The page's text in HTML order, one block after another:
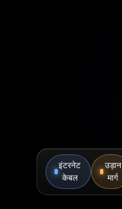
इंटरनेट
केबल
उड़ान
मार्ग